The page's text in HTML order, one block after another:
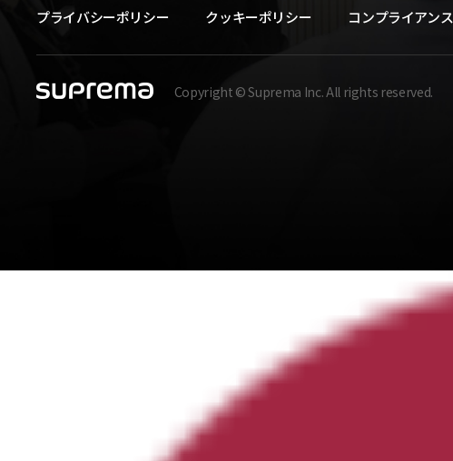
プライバシーポリシー クッキーポリシー コンプライアンス
Copyright © Suprema Inc. All rights reserved.